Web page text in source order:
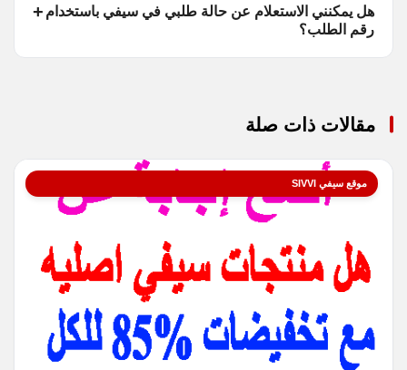
هل يمكنني الاستعلام عن حالة طلبي في سيفي باستخدام
رقم الطلب؟
مقالات ذات صلة
موقع سيفي SIVVI